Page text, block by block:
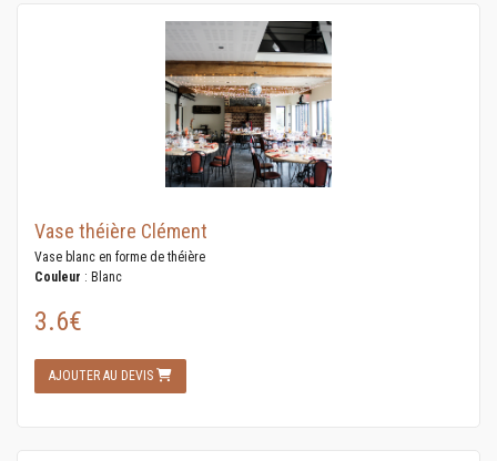
Vase théière Clément
Vase blanc en forme de théière
Couleur : Blanc
3.6€
AJOUTER AU DEVIS